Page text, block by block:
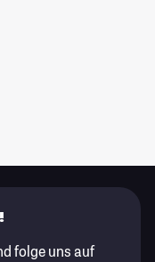
folge uns auf